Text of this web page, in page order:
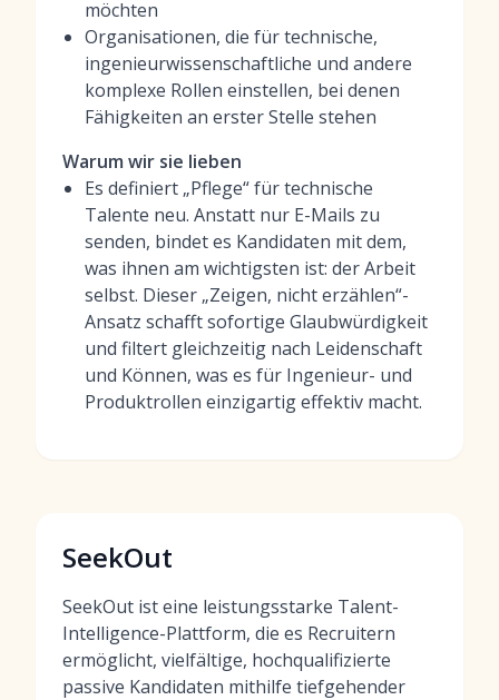
möchten
Organisationen, die für technische,
ingenieurwissenschaftliche und andere
komplexe Rollen einstellen, bei denen
Fähigkeiten an erster Stelle stehen
Warum wir sie lieben
Es definiert „Pflege“ für technische
Talente neu. Anstatt nur E-Mails zu
senden, bindet es Kandidaten mit dem,
was ihnen am wichtigsten ist: der Arbeit
selbst. Dieser „Zeigen, nicht erzählen“-
Ansatz schafft sofortige Glaubwürdigkeit
und filtert gleichzeitig nach Leidenschaft
und Können, was es für Ingenieur- und
Produktrollen einzigartig effektiv macht.
SeekOut
SeekOut ist eine leistungsstarke Talent-
Intelligence-Plattform, die es Recruitern
ermöglicht, vielfältige, hochqualifizierte
passive Kandidaten mithilfe tiefgehender